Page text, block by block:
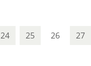
24 25 26 27